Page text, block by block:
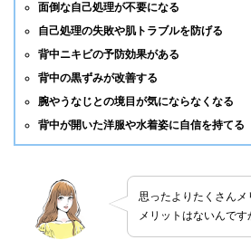
面倒な自己処理が不要になる
自己処理の失敗や肌トラブルを防げる
背中ニキビの予防効果がある
背中の黒ずみが改善する
腕やうなじとの境目が気にならなくなる
背中が開いた洋服や水着姿に自信を持てる
思ったよりたくさん
メリットはないんです